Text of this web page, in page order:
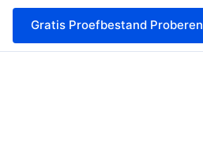
Gratis Proefbestand Proberen